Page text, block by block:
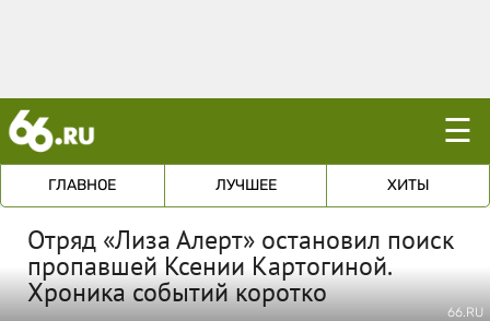
☰
ГЛАВНОЕ ЛУЧШЕЕ ХИТЫ
Отряд «Лиза Алерт» остановил поиск
пропавшей Ксении Картогиной.
Хроника событий коротко
66.RU